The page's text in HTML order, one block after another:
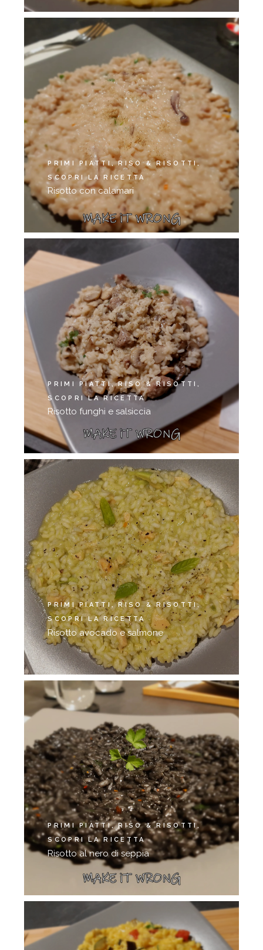
PRIMI PIATTI
RISO & RISOTTI
SCOPRI LA RICETTA
Risotto con calamari
PRIMI PIATTI
RISO & RISOTTI
SCOPRI LA RICETTA
Risotto funghi e salsiccia
PRIMI PIATTI
RISO & RISOTTI
SCOPRI LA RICETTA
Risotto avocado e salmone
PRIMI PIATTI
RISO & RISOTTI
SCOPRI LA RICETTA
Risotto al nero di seppia